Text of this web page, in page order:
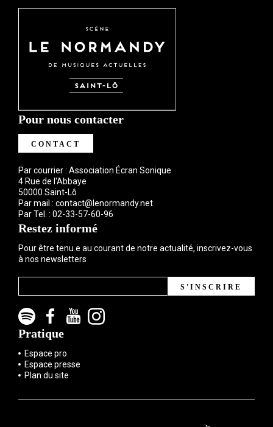
Pour nous contacter
CONTACT
Par courrier : Association Écran Sonique
4 Rue de l'Abbaye
50000 Saint-Lô
Par mail :contact@lenormandy.net
Par Tel. :02-33-57-60-96
Restez informé
Pour être tenu.e au courant de notre actualité, inscrivez-vous
à nos newsletters
S'INSCRIRE
Pratique
Espace pro
Espace presse
Plan du site